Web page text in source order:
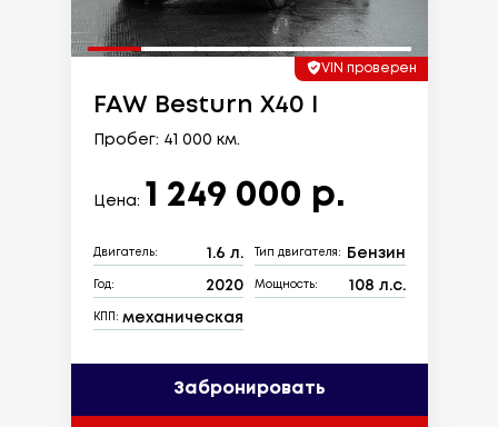
VIN проверен
FAW Besturn X40 I
Пробег: 41 000 км.
Цена: 1 249 000 р.
Двигатель: 1.6 л. Тип двигателя: Бензин
Год: 2020 Мощность: 108 л.с.
КПП: механическая
Забронировать